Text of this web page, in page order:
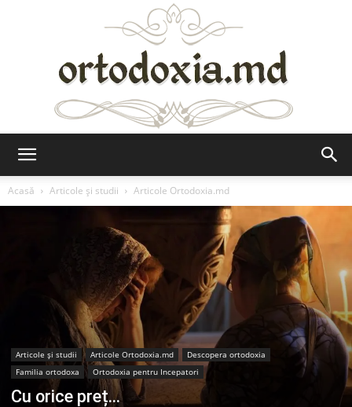
Acasă
Articole şi studii Articole Ortodoxia.md
Articole şi studii Articole Ortodoxia.md
Descopera ortodoxia
Familia ortodoxa
Ortodoxia pentru Incepatori
Cu orice preț…